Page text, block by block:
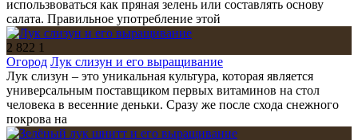
использвоваться как пряная зелень или составлять основу
салата. Правильное употребление этой
2 822 1
Огород Лук слизун и его выращивание
Лук слизун – это уникальная культура, которая является
универсальным поставщиком первых витаминов на стол
человека в весенние деньки. Сразу же после схода снежного
покрова на